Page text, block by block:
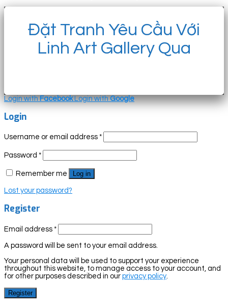
Đặt Tranh Yêu Cầu Với
Linh Art Gallery Qua
Login withFacebook Login withGoogle
Login
Username or email address *
Password *
Remember me Log in
Lost your password?
Register
Email address *
A password will be sent to your email address.
Your personal data will be used to support your experience
throughout this website, to manage access to your account, and
for other purposes described in our privacy policy.
Register